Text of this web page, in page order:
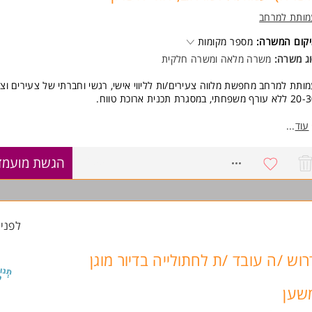
למרחב
המשרה: מספר מקומות
משרה: משרה מלאה ומשרה חלקית
למרחב מחפשת מלווה צעירים/ות לליווי אישי, רגשי וחברתי של צעירים
משפחתי, במסגרת תכנית ארוכת טווח.
התפקיד:
בניית תכניות אישיות וליווי במגוון של תחומי חיים
בצוות קטן, מקצועי ומנוסה
אנחנו מציעים:
משמעותית עם השפעה אמיתית
בהתאם להסכם העובדים הסוציאליים
הוד השרון
עוד...
הגשת
לפני 4 שעות
/ה עובד /ת לחתולייה בדיור מוגן